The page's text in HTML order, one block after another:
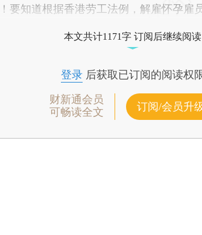
要知道根据香港劳工法例，解雇怀孕雇
本文共计1171字 订阅后继续阅读
登录后获取已订阅的阅读权
财新通会员
可畅读全文
订阅/会员升